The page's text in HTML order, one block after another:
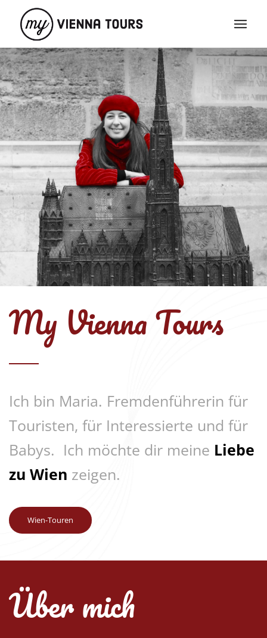
My Vienna Tours
Ich bin Maria. Fremdenführerin für
Touristen, für Interessierte und für
Babys. Ich möchte dir meine Liebe
zu Wien zeigen.
Wien-Touren
Über mich